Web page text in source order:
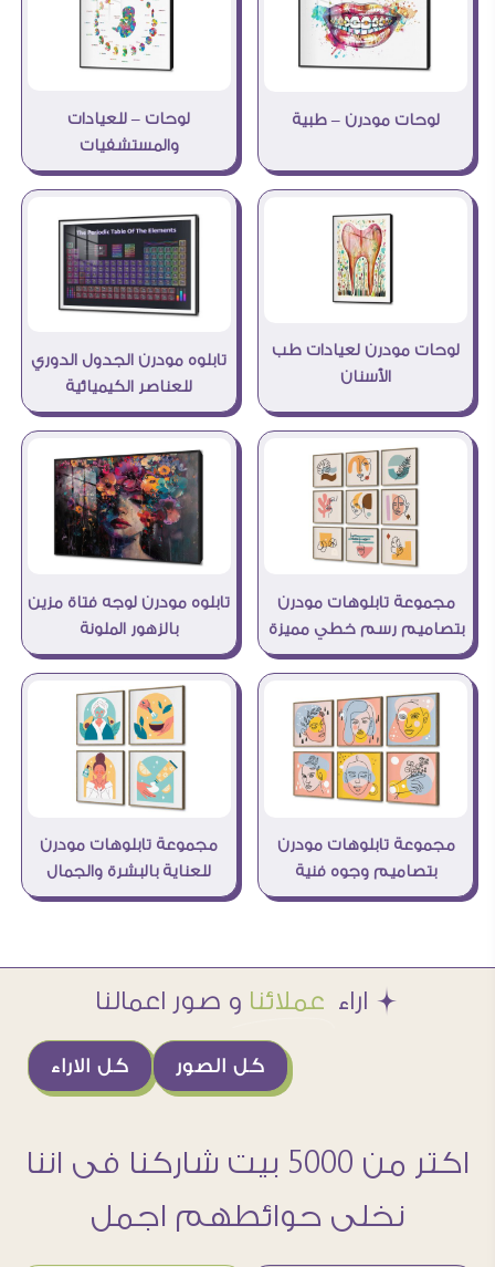
لوحات مودرن – طبية
لوحات – للعيادات
والمستشفيات
لوحات مودرن لعيادات طب
الأسنان
تابلوه مودرن الجدول الدوري
للعناصر الكيميائية
مجموعة تابلوهات مودرن
بتصاميم رسم خطي مميزة
تابلوه مودرن لوجه فتاة مزين
بالزهور الملونة
مجموعة تابلوهات مودرن
بتصاميم وجوه فنية
مجموعة تابلوهات مودرن
للعناية بالبشرة والجمال
Æ اراء عملائنا و صور اعمالنا
كل الاراء كل الصور
اكتر من 5000 بيت شاركنا فى اننا
نخلى حوائطهم اجمل